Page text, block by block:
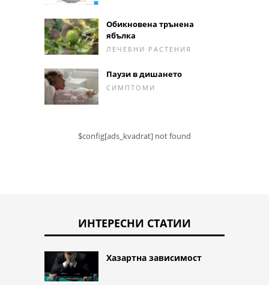
Обикновена трънена
ябълка
ЛЕЧЕБНИ РАСТЕНИЯ
Паузи в дишането
СИМПТОМИ
$config[ads_kvadrat] not found
ИНТЕРЕСНИ СТАТИИ
Хазартна зависимост